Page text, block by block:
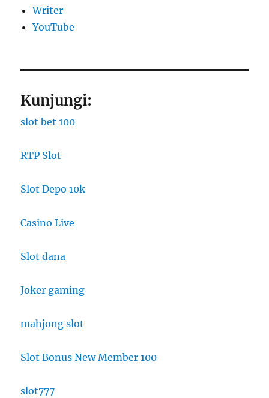
Writer
YouTube
Kunjungi:
slot bet 100
RTP Slot
Slot Depo 10k
Casino Live
Slot dana
Joker gaming
mahjong slot
Slot Bonus New Member 100
slot777